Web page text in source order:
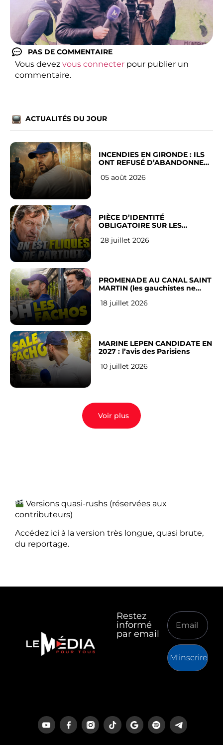
PAS DE COMMENTAIRE
Vous devez vous connecter pour publier un
commentaire.
ACTUALITÉS DU JOUR
INCENDIES EN GIRONDE : ILS
ONT REFUSÉ D’ABANDONNER
05 août 2026
PIÈCE D’IDENTITÉ
OBLIGATOIRE SUR LES
Français
28 juillet 2026
PROMENADE AU CANAL SAINT
MARTIN (les gauchistes ne
18 juillet 2026
MARINE LEPEN CANDIDATE EN
2027 : l’avis des Parisiens
10 juillet 2026
Voir plus
Versions quasi-rushs (réservées aux
contributeurs)
Accédez ici à la version très longue, quasi brute,
du reportage.
Restez
informé
par email
M'inscrire